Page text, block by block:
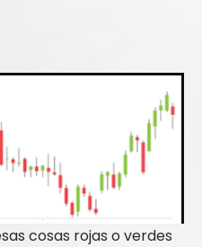
cosas rojas o verdes